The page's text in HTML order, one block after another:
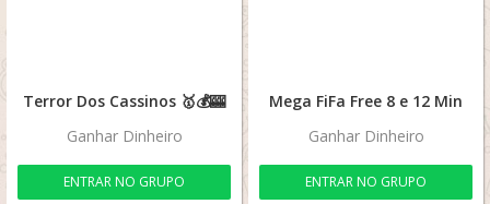
Terror Dos Cassinos 🥇💰🎰
Ganhar Dinheiro
ENTRAR NO GRUPO
Mega FiFa Free 8 e 12 Min
Ganhar Dinheiro
ENTRAR NO GRUPO